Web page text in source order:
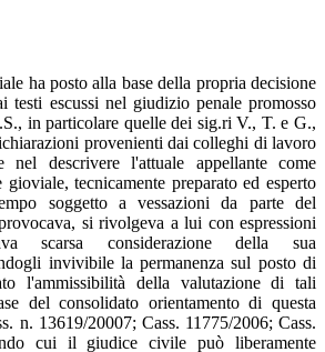
ha posto alla base della propria decisione
testi escussi nel giudizio penale promosso
in particolare quelle dei sig.ri V., T. e G.,
provenienti dai colleghi di lavoro
nel descrivere l'attuale appellante come
tecnicamente preparato ed esperto
soggetto a vessazioni da parte del
si rivolgeva a lui con espressioni
scarsa considerazione della sua
invivibile la permanenza sul posto di
l'ammissibilità della valutazione di tali
del consolidato orientamento di questa
n. 13619/20007; Cass. 11775/2006; Cass.
cui il giudice civile può liberamente